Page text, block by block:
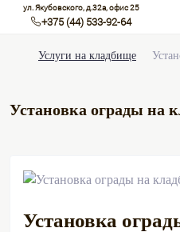
ул. Якубовского, д.32а, офис 25
+375 (44) 533-92-64
Услуги на кладбище
Установка ограды на
Установка